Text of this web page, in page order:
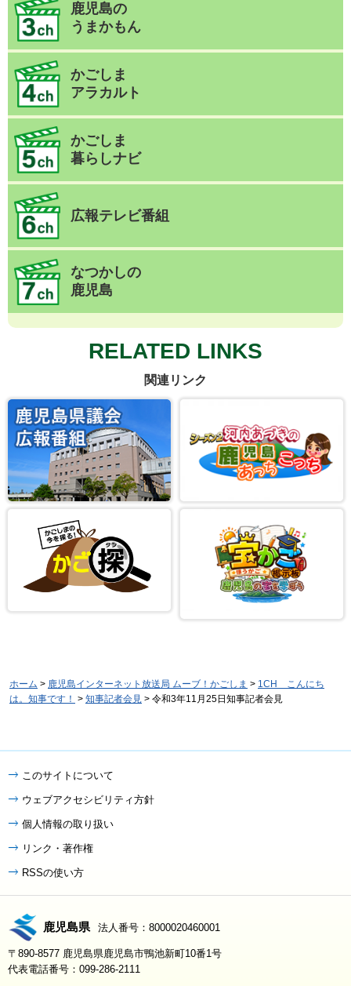
鹿児島の
うまかもん
かごしま
アラカルト
かごしま
暮らしナビ
広報テレビ番組
なつかしの
鹿児島
RELATED LINKS
関連リンク
ホーム > 鹿児島インターネット放送局 ムーブ！かごしま > 1CH こんにち
は。知事です！ > 知事記者会見 > 令和3年11月25日知事記者会見
このサイトについて
ウェブアクセシビリティ方針
個人情報の取り扱い
リンク・著作権
RSSの使い方
鹿児島県 法人番号：8000020460001
〒890-8577 鹿児島県鹿児島市鴨池新町10番1号
代表電話番号：099-286-2111